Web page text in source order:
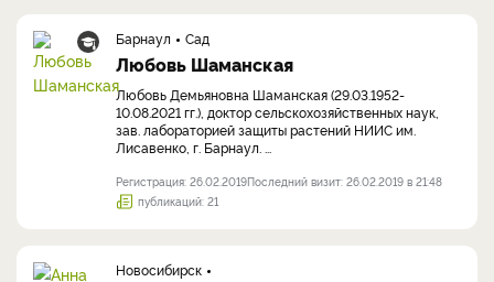
Барнаул Сад
Любовь Шаманская
Любовь Демьяновна Шаманская (29.03.1952-
10.08.2021 гг.), доктор сельскохозяйственных наук,
зав. лабораторией защиты растений НИИС им.
Лисавенко, г. Барнаул. ...
Регистрация: 26.02.2019Последний визит: 26.02.2019 в 21:48
публикаций: 21
Новосибирск